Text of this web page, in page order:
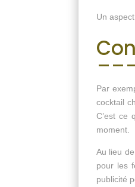
Un
Par
cocktail
C’est ce
moment.
Au lieu
pour les
publicité